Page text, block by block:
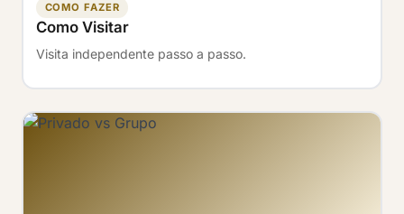
COMO FAZER
Como Visitar
Visita independente passo a passo.